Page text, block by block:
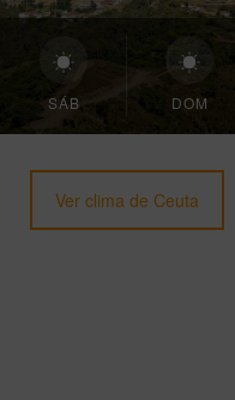
SÁB DOM
Ver clima de Ceuta